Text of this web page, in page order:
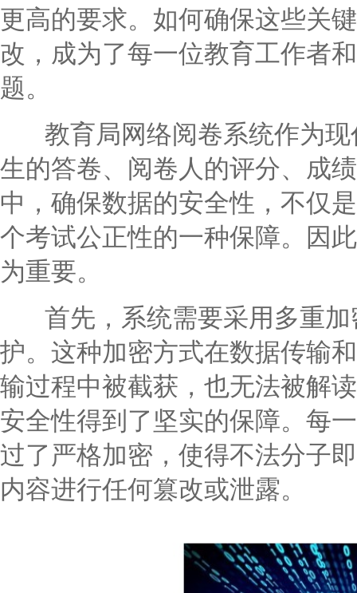
更高的要求。如何确保这些关
改，成为了每一位教育工作者
题。
教育局网络阅卷系统作为现
生的答卷、阅卷人的评分、成
中，确保数据的安全性，不仅
个考试公正性的一种保障。因
为重要。
首先，系统需要采用多重加
护。这种加密方式在数据传输
输过程中被截获，也无法被解
安全性得到了坚实的保障。每
过了严格加密，使得不法分子
内容进行任何篡改或泄露。